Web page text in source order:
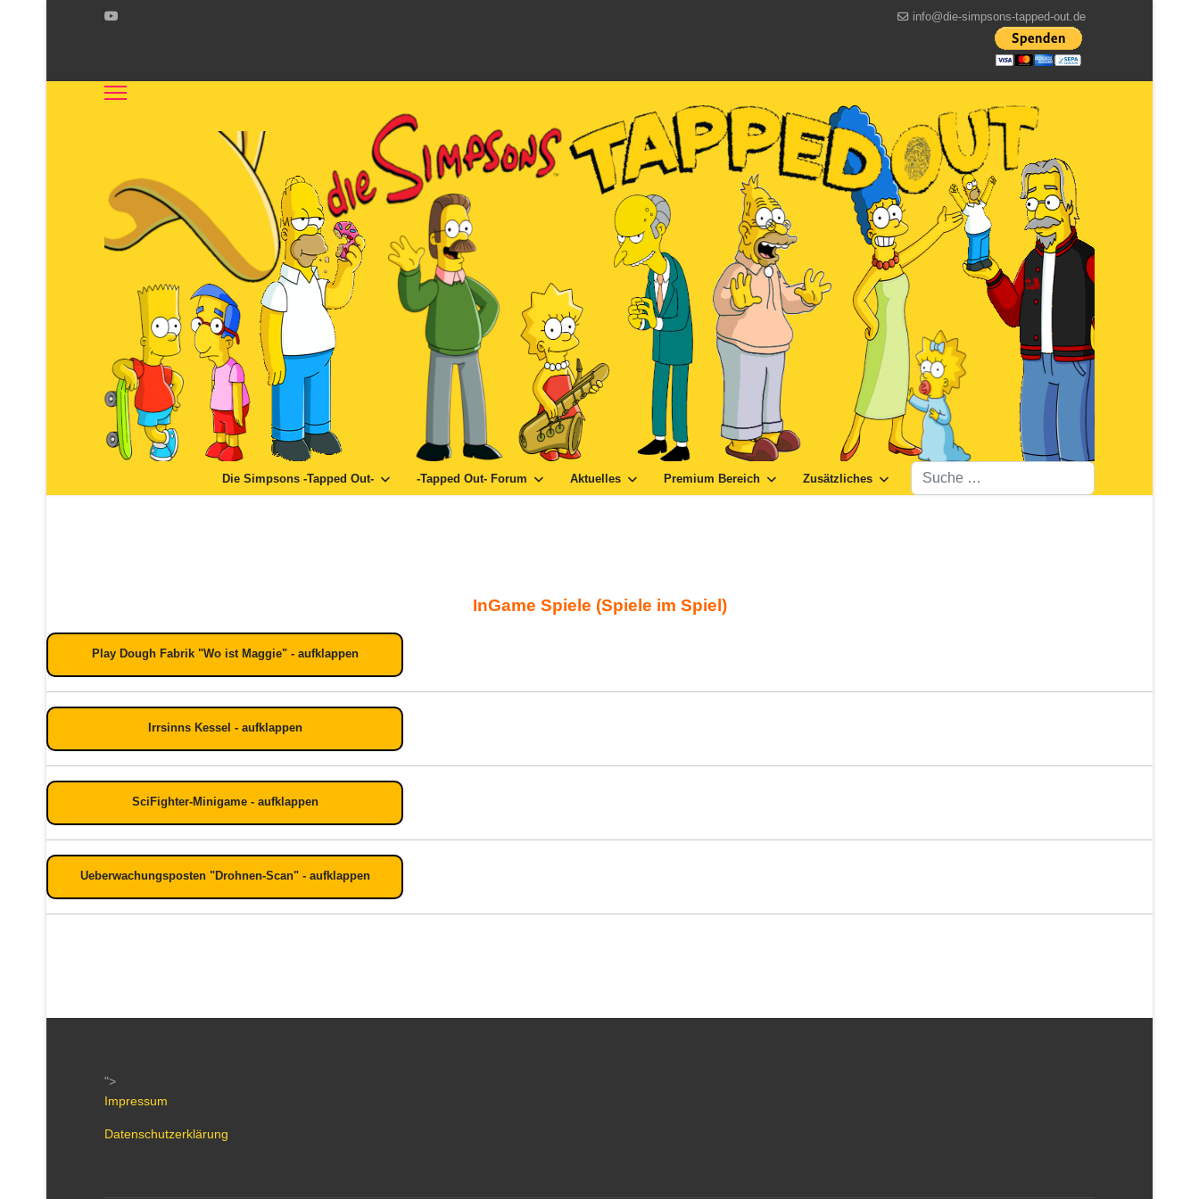
info@die-simpsons-tapped-out.de
Die Simpsons -Tapped Out- -Tapped Out- Forum Aktuelles Premium Bereich Zusätzliches
Suchen
InGame Spiele (Spiele im Spiel)
Play Dough Fabrik "Wo ist Maggie" - aufklappen
Irrsinns Kessel - aufklappen
SciFighter-Minigame - aufklappen
Ueberwachungsposten "Drohnen-Scan" - aufklappen
">
Impressum
Datenschutzerklärung